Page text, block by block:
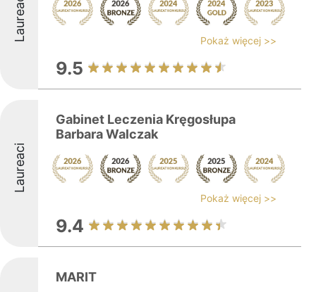
Laureaci Pokaż więcej >>
9.5
Laureaci
Gabinet Leczenia Kręgosłupa
Barbara Walczak
Pokaż więcej >>
9.4
MARIT